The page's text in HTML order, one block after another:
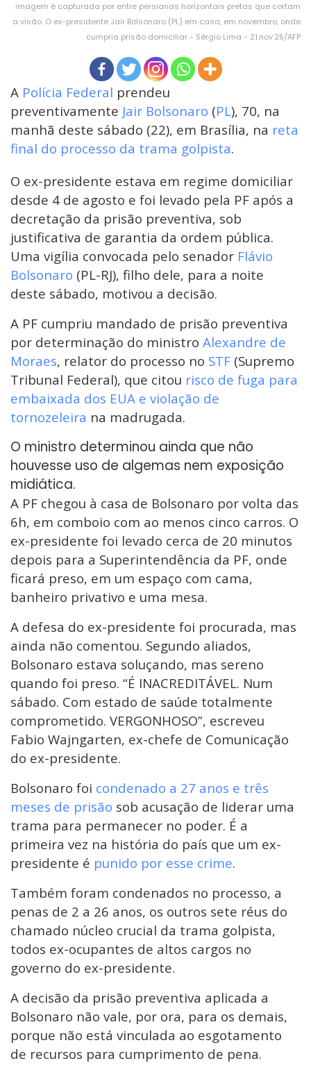
imagem é capturada por entre persianas horizontais pretas que cortam
a visão. O ex-presidente Jair Bolsonaro (PL) em casa, em novembro, onde
cumpria prisão domiciliar - Sérgio Lima - 21.nov.25/AFP
A Polícia Federal prendeu
preventivamente Jair Bolsonaro (PL), 70, na
manhã deste sábado (22), em Brasília, na reta
final do processo da trama golpista.
O ex-presidente estava em regime domiciliar
desde 4 de agosto e foi levado pela PF após a
decretação da prisão preventiva, sob
justificativa de garantia da ordem pública.
Uma vigília convocada pelo senador Flávio
Bolsonaro (PL-RJ), filho dele, para a noite
deste sábado, motivou a decisão.
A PF cumpriu mandado de prisão preventiva
por determinação do ministro Alexandre de
Moraes, relator do processo no STF (Supremo
Tribunal Federal), que citou risco de fuga para
embaixada dos EUA e violação de
tornozeleira na madrugada.
O ministro determinou ainda que não
houvesse uso de algemas nem exposição
midiática.
A PF chegou à casa de Bolsonaro por volta das
6h, em comboio com ao menos cinco carros. O
ex-presidente foi levado cerca de 20 minutos
depois para a Superintendência da PF, onde
ficará preso, em um espaço com cama,
banheiro privativo e uma mesa.
A defesa do ex-presidente foi procurada, mas
ainda não comentou. Segundo aliados,
Bolsonaro estava soluçando, mas sereno
quando foi preso. “É INACREDITÁVEL. Num
sábado. Com estado de saúde totalmente
comprometido. VERGONHOSO”, escreveu
Fabio Wajngarten, ex-chefe de Comunicação
do ex-presidente.
Bolsonaro foi condenado a 27 anos e três
meses de prisão sob acusação de liderar uma
trama para permanecer no poder. É a
primeira vez na história do país que um ex-
presidente é punido por esse crime.
Também foram condenados no processo, a
penas de 2 a 26 anos, os outros sete réus do
chamado núcleo crucial da trama golpista,
todos ex-ocupantes de altos cargos no
governo do ex-presidente.
A decisão da prisão preventiva aplicada a
Bolsonaro não vale, por ora, para os demais,
porque não está vinculada ao esgotamento
de recursos para cumprimento de pena.